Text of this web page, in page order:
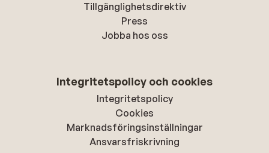
Tillgänglighetsdirektiv
Press
Jobba hos oss
Integritetspolicy och cookies
Integritetspolicy
Cookies
Marknadsföringsinställningar
Ansvarsfriskrivning